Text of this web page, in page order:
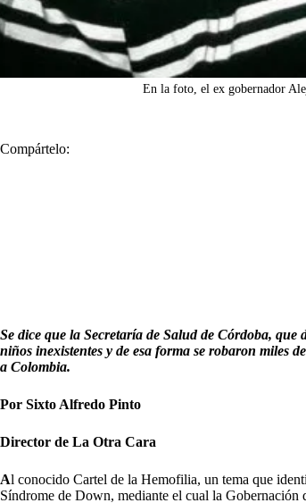
En la foto, el ex gobernador
Compártelo:
Se dice que la Secretaría de Salud de Córdoba,
niños inexistentes y de esa forma se robaron miles
a Colombia.
Por Sixto Alfredo Pinto
Director de La Otra Cara
Al conocido Cartel de la Hemofilia, un tema que
Síndrome de Down, mediante el cual la Gobernación